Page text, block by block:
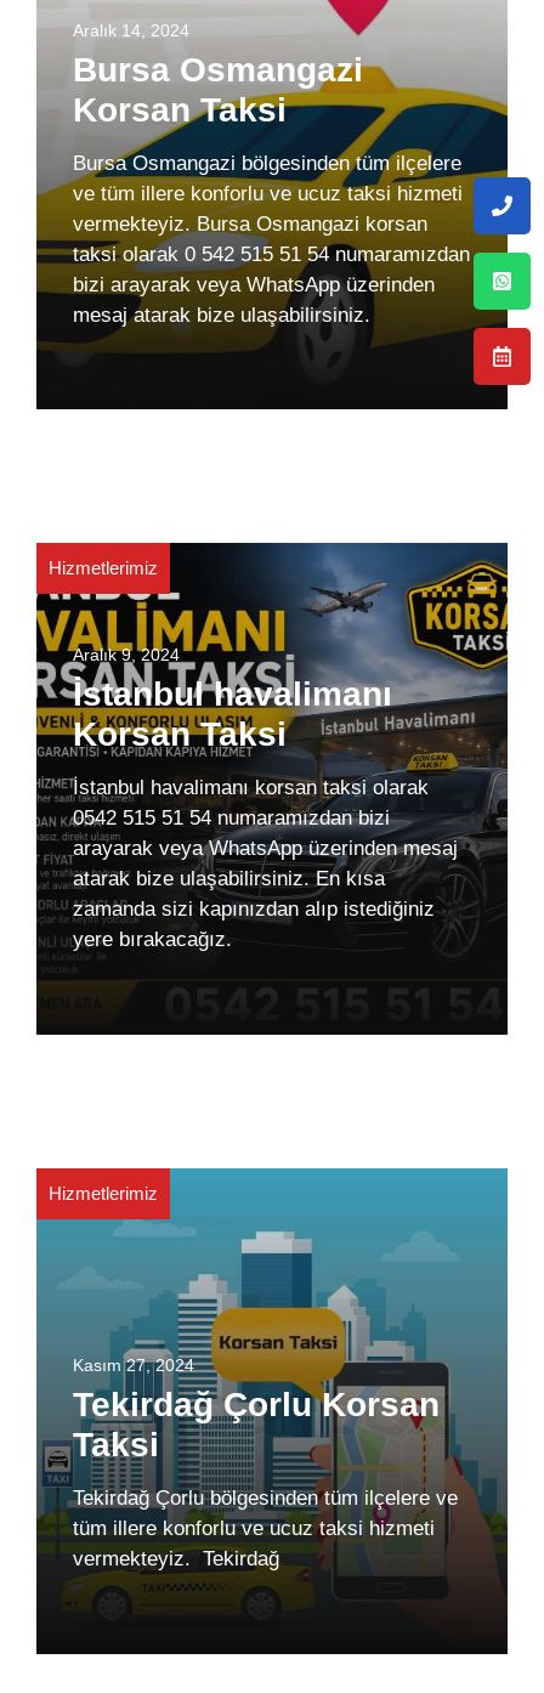
Aralık 14, 2024
Bursa Osmangazi
Korsan Taksi
Bursa Osmangazi bölgesinden tüm ilçelere
ve tüm illere konforlu ve ucuz taksi hizmeti
vermekteyiz. Bursa Osmangazi korsan
taksi olarak 0 542 515 51 54 numaramızdan
bizi arayarak veya WhatsApp üzerinden
mesaj atarak bize ulaşabilirsiniz.
Hizmetlerimiz
Aralık 9, 2024
İstanbul havalimanı
Korsan Taksi
İstanbul havalimanı korsan taksi olarak
0542 515 51 54 numaramızdan bizi
arayarak veya WhatsApp üzerinden mesaj
atarak bize ulaşabilirsiniz. En kısa
zamanda sizi kapınızdan alıp istediğiniz
yere bırakacağız.
Hizmetlerimiz
Kasım 27, 2024
Tekirdağ Çorlu Korsan
Taksi
Tekirdağ Çorlu bölgesinden tüm ilçelere ve
tüm illere konforlu ve ucuz taksi hizmeti
vermekteyiz. Tekirdağ